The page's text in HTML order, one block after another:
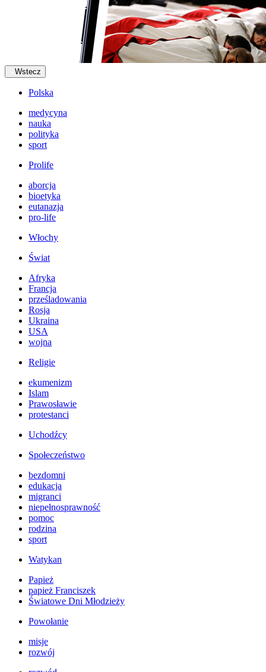
Wstecz
Polska
medycyna
nauka
polityka
sport
Prolife
aborcja
bioetyka
eutanazja
pro-life
Włochy
Świat
Afryka
Francja
prześladowania
Rosja
Ukraina
USA
wojna
Religie
ekumenizm
Islam
Prawosławie
protestanci
Uchodźcy
Społeczeństwo
bezdomni
edukacja
migranci
niepełnosprawność
pomoc
rodzina
sport
Watykan
Papież
papież Franciszek
Światowe Dni Młodzieży
Powołanie
misje
rozwój